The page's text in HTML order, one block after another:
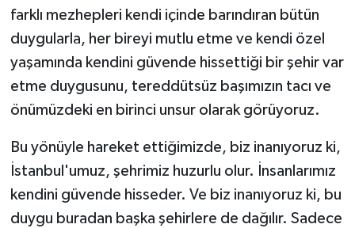
farklı mezhepleri kendi içinde barındıran bütün
duygularla, her bireyi mutlu etme ve kendi özel
yaşamında kendini güvende hissettiği bir şehir var
etme duygusunu, tereddütsüz başımızın tacı ve
önümüzdeki en birinci unsur olarak görüyoruz.
Bu yönüyle hareket ettiğimizde, biz inanıyoruz ki,
İstanbul'umuz, şehrimiz huzurlu olur. İnsanlarımız
kendini güvende hisseder. Ve biz inanıyoruz ki, bu
duygu buradan başka şehirlere de dağılır. Sadece